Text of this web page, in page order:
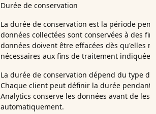
Durée de conservation
La durée de conservation est la période
données collectées sont conservées à des
données doivent être effacées dès qu'elles
nécessaires aux fins de traitement indiquées.
La durée de conservation dépend du type de
Chaque client peut définir la durée pendant
Analytics conserve les données avant de les
automatiquement.